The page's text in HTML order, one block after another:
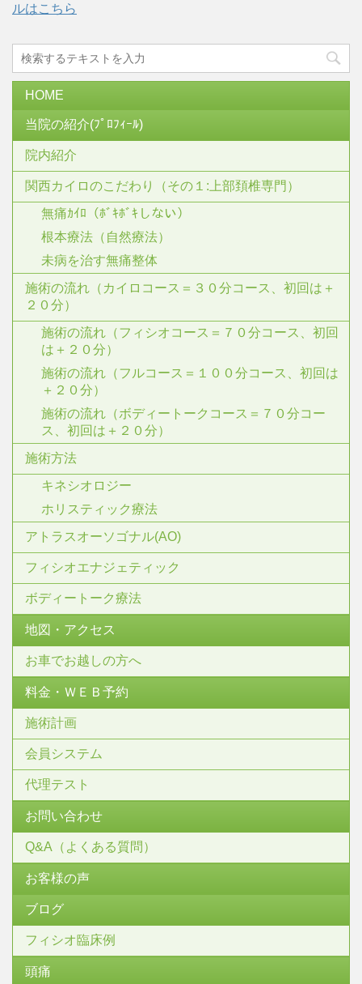
ルはこちら
HOME
当院の紹介(ﾌﾟﾛﾌｨｰﾙ)
院内紹介
関西カイロのこだわり（その１:上部頚椎専門）
無痛ｶｲﾛ（ﾎﾞｷﾎﾞｷしない）
根本療法（自然療法）
未病を治す無痛整体
施術の流れ（カイロコース＝３０分コース、初回は＋
２０分）
施術の流れ（フィシオコース＝７０分コース、初回
は＋２０分）
施術の流れ（フルコース＝１００分コース、初回は
＋２０分）
施術の流れ（ボディートークコース＝７０分コー
ス、初回は＋２０分）
施術方法
キネシオロジー
ホリスティック療法
アトラスオーソゴナル(AO)
フィシオエナジェティック
ボディートーク療法
地図・アクセス
お車でお越しの方へ
料金・ＷＥＢ予約
施術計画
会員システム
代理テスト
お問い合わせ
Q&A（よくある質問）
お客様の声
ブログ
フィシオ臨床例
頭痛